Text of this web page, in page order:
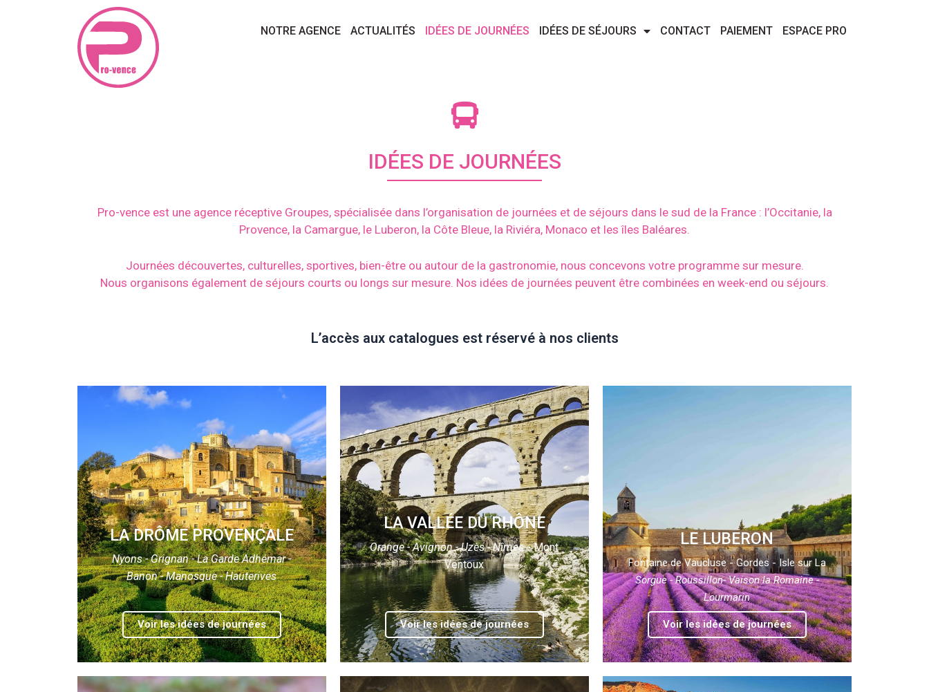
NOTRE AGENCE ACTUALITÉS IDÉES DE JOURNÉES IDÉES DE SÉJOURS CONTACT PAIEMENT ESPACE PRO
IDÉES DE JOURNÉES
Pro-vence est une agence réceptive Groupes, spécialisée dans l’organisation de journées et de séjours dans le sud de la France : l’Occitanie, la
Provence, la Camargue, le Luberon, la Côte Bleue, la Riviéra, Monaco et les îles Baléares.
Journées découvertes, culturelles, sportives, bien-être ou autour de la gastronomie, nous concevons votre programme sur mesure.
Nous organisons également de séjours courts ou longs sur mesure. Nos idées de journées peuvent être combinées en week-end ou séjours.
L’accès aux catalogues est réservé à nos clients
LA DRÔME PROVENÇALE
Nyons - Grignan - La Garde Adhémar -
Banon - Manosque - Hauterives
Voir les idées de journées
LA VALLÉE DU RHÔNE
Orange - Avignon - Uzès - Nîmes- Mont
Ventoux
Voir les idées de journées
LE LUBERON
Fontaine de Vaucluse - Gordes - Isle sur La
Sorgue - Roussillon- Vaison la Romaine -
Lourmarin
Voir les idées de journées